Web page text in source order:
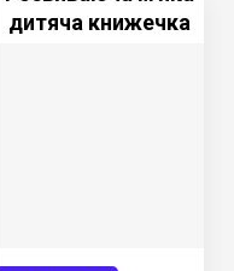
дитяча книжечка